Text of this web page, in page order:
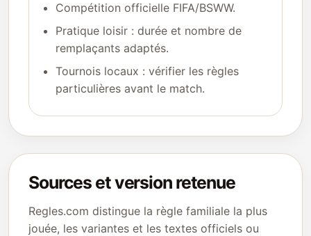
Compétition officielle FIFA/BSWW.
Pratique loisir : durée et nombre de
remplaçants adaptés.
Tournois locaux : vérifier les règles
particulières avant le match.
Sources et version retenue
Regles.com distingue la règle familiale la plus
jouée, les variantes et les textes officiels ou